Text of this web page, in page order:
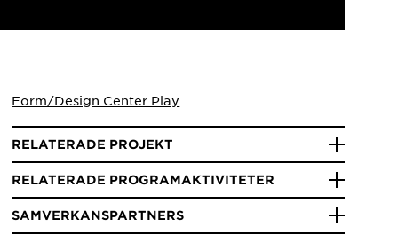
Form/Design Center Play
RELATERADE PROJEKT
RELATERADE PROGRAMAKTIVITETER
SAMVERKANSPARTNERS